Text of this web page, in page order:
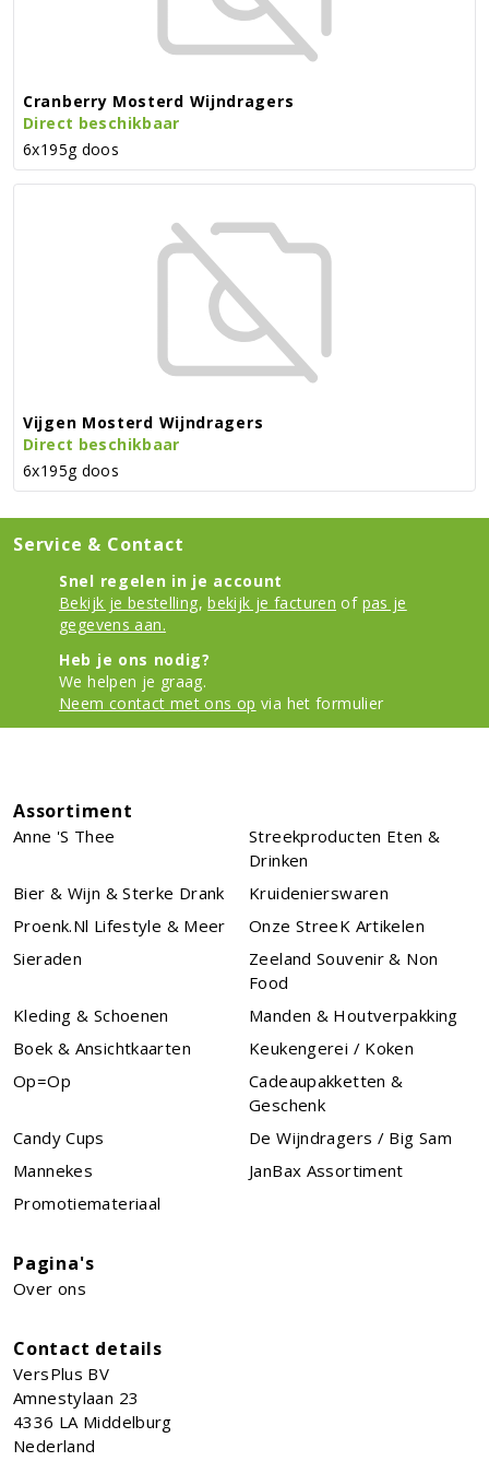
Cranberry Mosterd Wijndragers
Direct beschikbaar
6x195g doos
Vijgen Mosterd Wijndragers
Direct beschikbaar
6x195g doos
Service & Contact
Snel regelen in je account
Bekijk je bestelling, bekijk je facturen of pas je
gegevens aan.
Heb je ons nodig?
We helpen je graag.
Neem contact met ons op via het formulier
Assortiment
Anne 's Thee
Streekproducten Eten &
Drinken
Bier & Wijn & Sterke Drank
Kruidenierswaren
Proenk.nl Lifestyle & Meer
Onze StreeK Artikelen
Sieraden
Zeeland Souvenir & Non
Food
Kleding & Schoenen
Manden & Houtverpakking
Boek & Ansichtkaarten
Keukengerei / Koken
Op=Op
Cadeaupakketten &
Geschenk
Candy Cups
De Wijndragers / Big Sam
Mannekes
JanBax Assortiment
Promotiemateriaal
Pagina's
Over ons
Contact details
VersPlus BV
Amnestylaan 23
4336 LA Middelburg
Nederland